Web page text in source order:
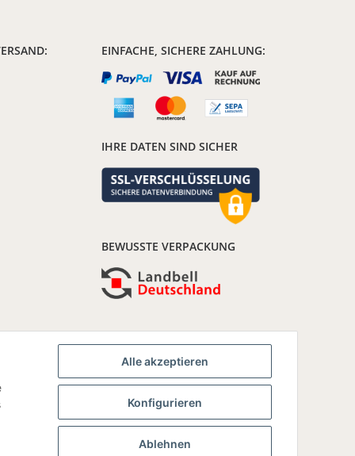
Alle akzeptieren
Konfigurieren
Ablehnen
EINFACHE, SICHERE ZAHLUNG:
IHRE DATEN SIND SICHER
BEWUSSTE VERPACKUNG